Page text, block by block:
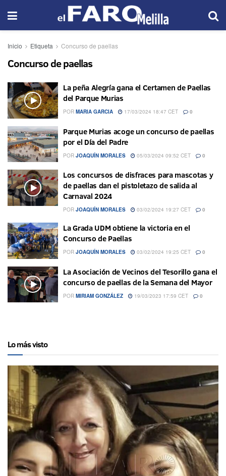
Inicio Etiqueta Concurso de paellas
Concurso de paellas
La peña Alegría gana el Certamen de Paellas
del Parque Murias
POR MARIA GARCIA 17/03/2024 18:47 CET 0
Parque Murias acoge un concurso de paellas
por el Día del Padre
POR JOAQUÍN MORALES 05/03/2024 09:52 CET 0
Los concursos de disfraces para mascotas y
de paellas dan el pistoletazo de salida al
Carnaval 2024
POR JOAQUÍN MORALES 03/02/2024 19:27 CET 0
La Grada UDM obtiene la victoria en el
Concurso de Paellas
POR JOAQUÍN MORALES 03/02/2024 19:25 CET 0
La Asociación de Vecinos del Tesorillo gana el
concurso de paellas de la Semana del Mayor
POR MIRIAM GONZÁLEZ 19/03/2023 17:59 CET 0
Lo más visto